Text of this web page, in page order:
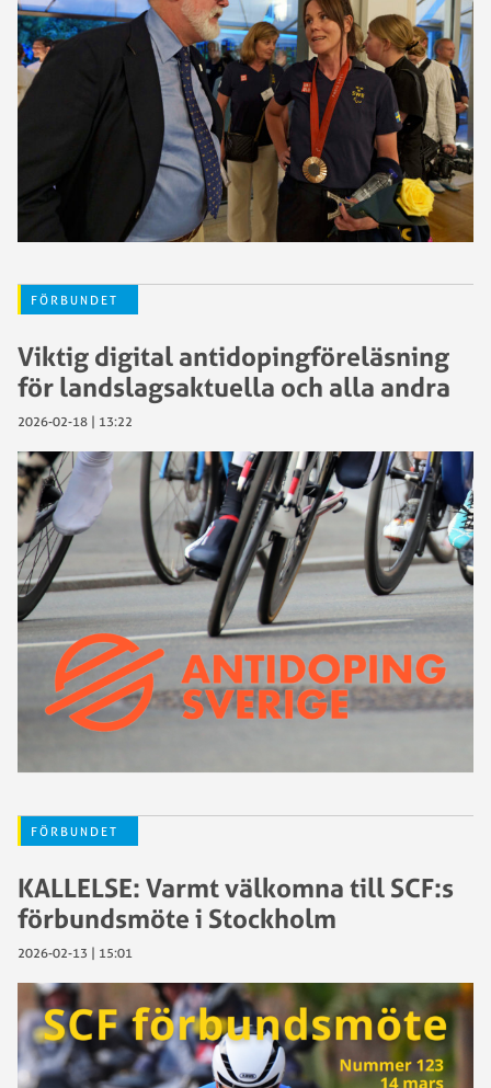
FÖRBUNDET
Viktig digital antidopingföreläsning
för landslagsaktuella och alla andra
2026-02-18 | 13:22
FÖRBUNDET
KALLELSE: Varmt välkomna till SCF:s
förbundsmöte i Stockholm
2026-02-13 | 15:01